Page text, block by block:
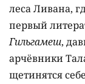
леса Ливана,
первый
Гильгамеш,
арчёвники
щетинятся